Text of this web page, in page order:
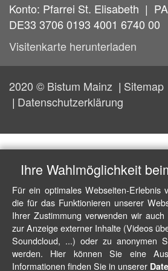
Konto: Pfarrei St. Elisabeth |
DE33 3706 0193 4001 6740 00
Visitenkarte herunterladen
2020 © Bistum Mainz Sitemap
Datenschutzerklärung
Ihre Wahlmöglichkeit
Für ein optimales Webseiten-Erlebnis
die für das Funktionieren unserer
Ihrer Zustimmung verwenden wir
zur Anzeige externer Inhalte (Videos
Soundcloud, ...) oder zu anonymen
werden. Hier können Sie eine
Informationen finden Sie in unserer